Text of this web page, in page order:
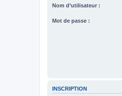
Nom d’utilisateur :
Mot de passe :
INSCRIPTION